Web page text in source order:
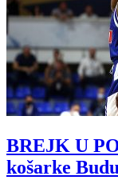
BREJK U
košarke